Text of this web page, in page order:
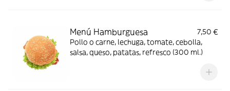
Menú Hamburguesa
7,50 €
Pollo o carne, lechuga, tomate, cebolla,
salsa, queso, patatas, refresco (300 ml.)